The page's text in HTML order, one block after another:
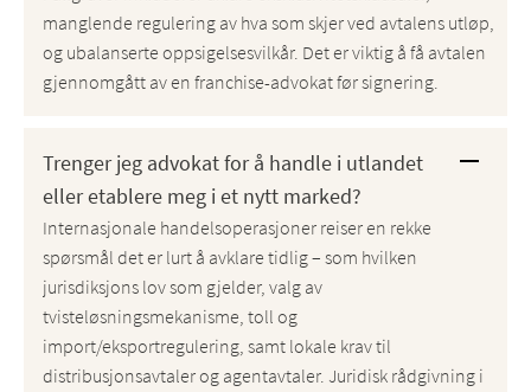
manglende regulering av hva som skjer ved avtalens utløp,
og ubalanserte oppsigelsesvilkår. Det er viktig å få avtalen
gjennomgått av en franchise-advokat før signering.
Trenger jeg advokat for å handle i utlandet
eller etablere meg i et nytt marked?
Internasjonale handelsoperasjoner reiser en rekke
spørsmål det er lurt å avklare tidlig – som hvilken
jurisdiksjons lov som gjelder, valg av
tvisteløsningsmekanisme, toll og
import/eksportregulering, samt lokale krav til
distribusjonsavtaler og agentavtaler. Juridisk rådgivning i